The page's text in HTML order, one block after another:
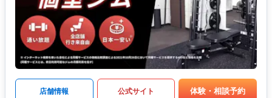
店舗情報 公式サイト 体験・相談予約